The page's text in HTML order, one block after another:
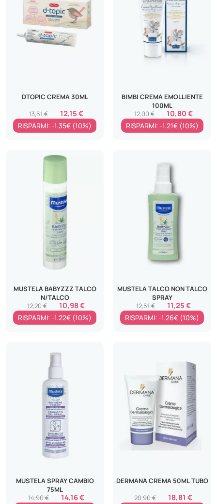
DTOPIC CREMA 30ML
12,15 €
13,51 €
RISPARMI: -1.35€ (10%)
BIMBI CREMA EMOLLIENTE
100ML
10,80 €
12,00 €
RISPARMI: -1.21€ (10%)
MUSTELA BABYZZZ TALCO
N/TALCO
10,98 €
12,20 €
RISPARMI: -1.22€ (10%)
MUSTELA TALCO NON TALCO
SPRAY
11,25 €
12,51 €
RISPARMI: -1.26€ (10%)
MUSTELA SPRAY CAMBIO
75ML
14,16 €
14,90 €
DERMANA CREMA 50ML TUBO
18,81 €
20,90 €